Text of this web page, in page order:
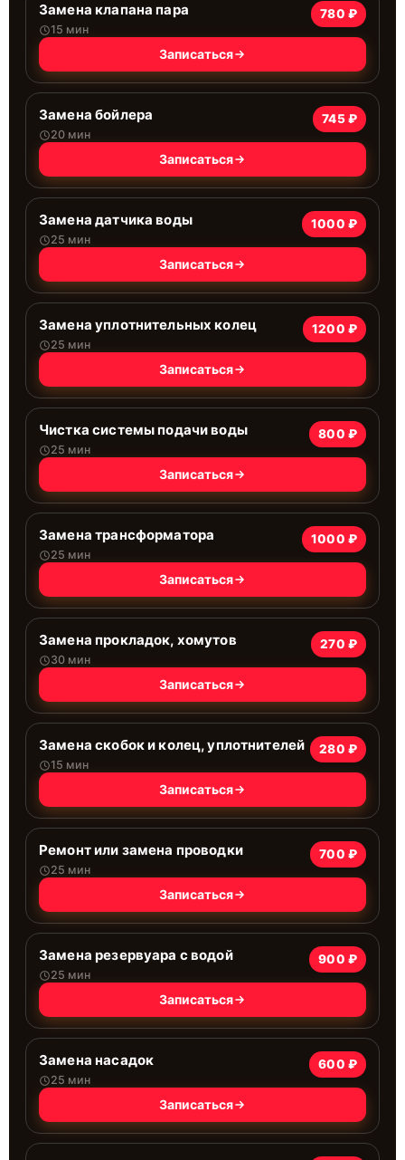
Замена клапана пара
15 мин
780 ₽
Записаться
Замена бойлера
20 мин
745 ₽
Записаться
Замена датчика воды
25 мин
1000 ₽
Записаться
Замена уплотнительных колец
25 мин
1200 ₽
Записаться
Чистка системы подачи воды
25 мин
800 ₽
Записаться
Замена трансформатора
25 мин
1000 ₽
Записаться
Замена прокладок, хомутов
30 мин
270 ₽
Записаться
Замена скобок и колец, уплотнителей
15 мин
280 ₽
Записаться
Ремонт или замена проводки
25 мин
700 ₽
Записаться
Замена резервуара с водой
25 мин
900 ₽
Записаться
Замена насадок
25 мин
600 ₽
Записаться